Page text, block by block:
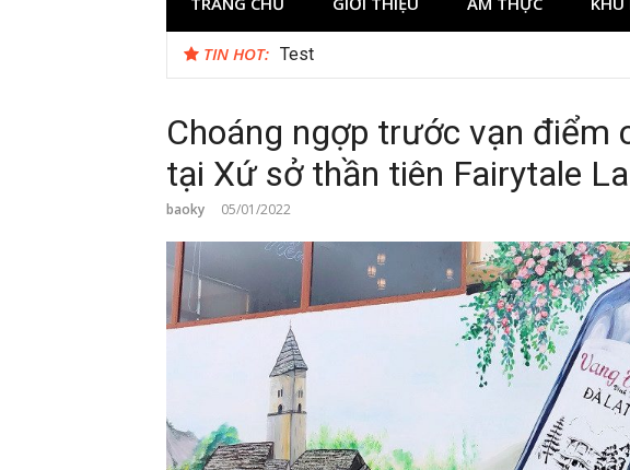
TIN HOT: Reviewing Transaction History at BetNinja UK
Choáng ngợp trước vạn điểm
tại Xứ sở thần tiên Fairytale
baoky 05/01/2022